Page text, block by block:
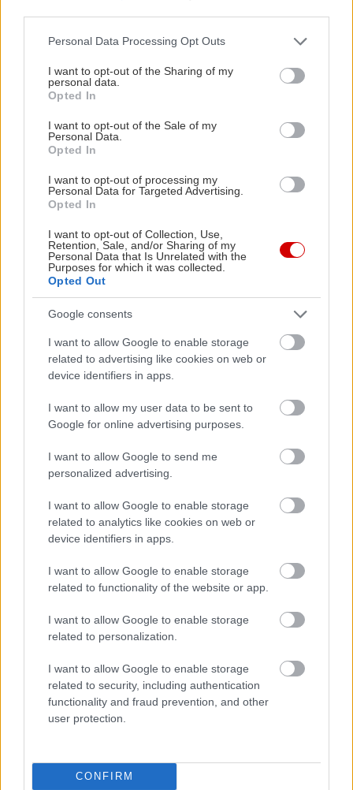
Please note that this website/app uses one or more Google
not limited to your visit or usage behaviour. You may click to
grant or deny consent to Google and its third-party tags to
use your data for below specified purposes in below Google
consent section.
Personal Data Processing Opt Outs
I want to opt-out of the Sharing of my
personal data.
Opted In
I want to opt-out of the Sale of my
Personal Data.
Opted In
I want to opt-out of processing my
Personal Data for Targeted Advertising.
Opted In
I want to opt-out of Collection, Use,
Retention, Sale, and/or Sharing of my
Personal Data that Is Unrelated with the
Purposes for which it was collected.
Opted Out
Google consents
I want to allow Google to enable storage
related to advertising like cookies on web or
device identifiers in apps.
I want to allow my user data to be sent to
Google for online advertising purposes.
I want to allow Google to send me
personalized advertising.
I want to allow Google to enable storage
related to analytics like cookies on web or
device identifiers in apps.
I want to allow Google to enable storage
related to functionality of the website or app.
I want to allow Google to enable storage
related to personalization.
I want to allow Google to enable storage
related to security, including authentication
functionality and fraud prevention, and other
user protection.
CONFIRM
Στην κορυφή η Toyota και το 2014
PODCASTS
Η Maria Rolls χωρίς φίλτρο
Περδίκι
με τον